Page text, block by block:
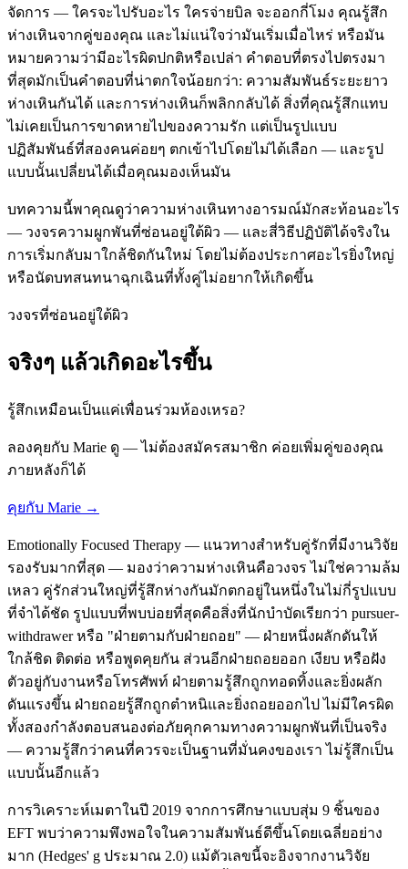
จัดการ — ใครจะไปรับอะไร ใครจ่ายบิล จะออกกี่โมง คุณรู้สึก
ห่างเหินจากคู่ของคุณ และไม่แน่ใจว่ามันเริ่มเมื่อไหร่ หรือมัน
หมายความว่ามีอะไรผิดปกติหรือเปล่า คำตอบที่ตรงไปตรงมา
ที่สุดมักเป็นคำตอบที่น่าตกใจน้อยกว่า: ความสัมพันธ์ระยะยาว
ห่างเหินกันได้ และการห่างเหินก็พลิกกลับได้ สิ่งที่คุณรู้สึกแทบ
ไม่เคยเป็นการขาดหายไปของความรัก แต่เป็นรูปแบบ
ปฏิสัมพันธ์ที่สองคนค่อยๆ ตกเข้าไปโดยไม่ได้เลือก — และรูป
แบบนั้นเปลี่ยนได้เมื่อคุณมองเห็นมัน
บทความนี้พาคุณดูว่าความห่างเหินทางอารมณ์มักสะท้อนอะไร
— วงจรความผูกพันที่ซ่อนอยู่ใต้ผิว — และสี่วิธีปฏิบัติได้จริงใน
การเริ่มกลับมาใกล้ชิดกันใหม่ โดยไม่ต้องประกาศอะไรยิ่งใหญ่
หรือนัดบทสนทนาฉุกเฉินที่ทั้งคู่ไม่อยากให้เกิดขึ้น
วงจรที่ซ่อนอยู่ใต้ผิว
จริงๆ แล้วเกิดอะไรขึ้น
รู้สึกเหมือนเป็นแค่เพื่อนร่วมห้องเหรอ?
ลองคุยกับ Marie ดู — ไม่ต้องสมัครสมาชิก ค่อยเพิ่มคู่ของคุณ
ภายหลังก็ได้
คุยกับ Marie →
Emotionally Focused Therapy — แนวทางสำหรับคู่รักที่มีงานวิจัย
รองรับมากที่สุด — มองว่าความห่างเหินคือวงจร ไม่ใช่ความล้ม
เหลว คู่รักส่วนใหญ่ที่รู้สึกห่างกันมักตกอยู่ในหนึ่งในไม่กี่รูปแบบ
ที่จำได้ชัด รูปแบบที่พบบ่อยที่สุดคือสิ่งที่นักบำบัดเรียกว่า pursuer-
withdrawer หรือ "ฝ่ายตามกับฝ่ายถอย" — ฝ่ายหนึ่งผลักดันให้
ใกล้ชิด ติดต่อ หรือพูดคุยกัน ส่วนอีกฝ่ายถอยออก เงียบ หรือฝัง
ตัวอยู่กับงานหรือโทรศัพท์ ฝ่ายตามรู้สึกถูกทอดทิ้งและยิ่งผลัก
ดันแรงขึ้น ฝ่ายถอยรู้สึกถูกตำหนิและยิ่งถอยออกไป ไม่มีใครผิด
ทั้งสองกำลังตอบสนองต่อภัยคุกคามทางความผูกพันที่เป็นจริง
— ความรู้สึกว่าคนที่ควรจะเป็นฐานที่มั่นคงของเรา ไม่รู้สึกเป็น
แบบนั้นอีกแล้ว
การวิเคราะห์เมตาในปี 2019 จากการศึกษาแบบสุ่ม 9 ชิ้นของ
EFT พบว่าความพึงพอใจในความสัมพันธ์ดีขึ้นโดยเฉลี่ยอย่าง
มาก (Hedges' g ประมาณ 2.0) แม้ตัวเลขนี้จะอิงจากงานวิจัย